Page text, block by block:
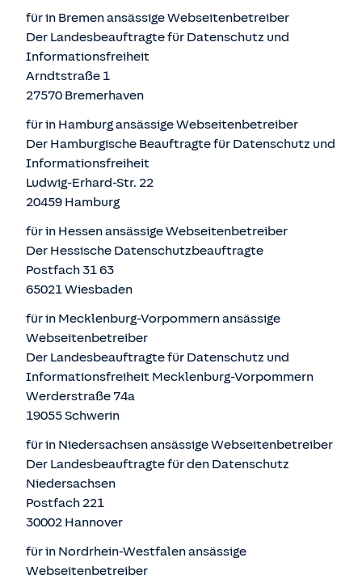
für in Bremen ansässige Webseitenbetreiber
Der Landesbeauftragte für Datenschutz und
Informationsfreiheit
Arndtstraße 1
27570 Bremerhaven
für in Hamburg ansässige Webseitenbetreiber
Der Hamburgische Beauftragte für Datenschutz und
Informationsfreiheit
Ludwig-Erhard-Str. 22
20459 Hamburg
für in Hessen ansässige Webseitenbetreiber
Der Hessische Datenschutzbeauftragte
Postfach 31 63
65021 Wiesbaden
für in Mecklenburg-Vorpommern ansässige
Webseitenbetreiber
Der Landesbeauftragte für Datenschutz und
Informationsfreiheit Mecklenburg-Vorpommern
Werderstraße 74a
19055 Schwerin
für in Niedersachsen ansässige Webseitenbetreiber
Der Landesbeauftragte für den Datenschutz
Niedersachsen
Postfach 221
30002 Hannover
für in Nordrhein-Westfalen ansässige
Webseitenbetreiber